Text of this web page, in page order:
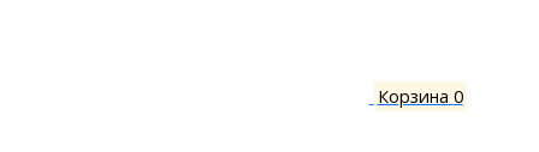
Корзина 0